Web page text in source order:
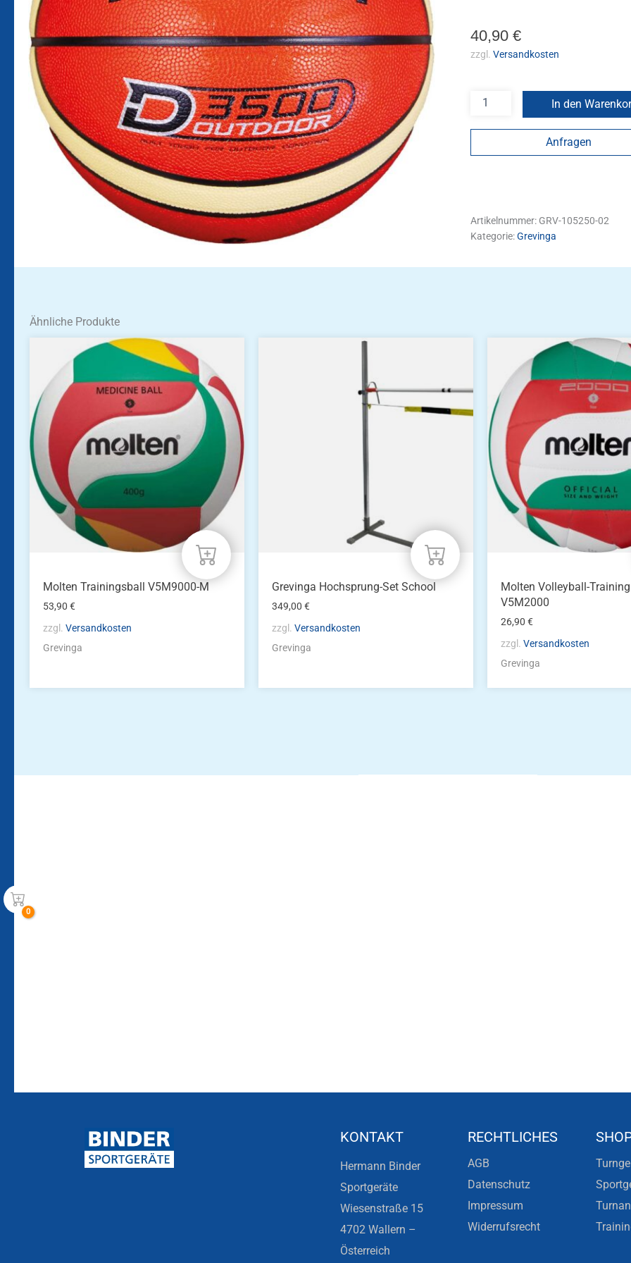
40,90 €
zzgl. Versandkosten
In den
Anfragen
Artikelnummer: GRV-105250-02
Kategorie:Grevinga
Ähnliche Produkte
Molten Trainingsball V5M9000-M
53,90€
zzgl.Versandkosten
Grevinga
Grevinga Hochsprung-Set School
349,00€
zzgl.Versandkosten
Grevinga
Molten Volleyball-
V5M2000
26,90€
zzgl.Versandkosten
Grevinga
KONTAKT
Hermann Binder
Sportgeräte
Wiesenstraße 15
4702 Wallern –
Österreich
RECHTLICHES
AGB
Datenschutz
Impressum
Widerrufsrecht